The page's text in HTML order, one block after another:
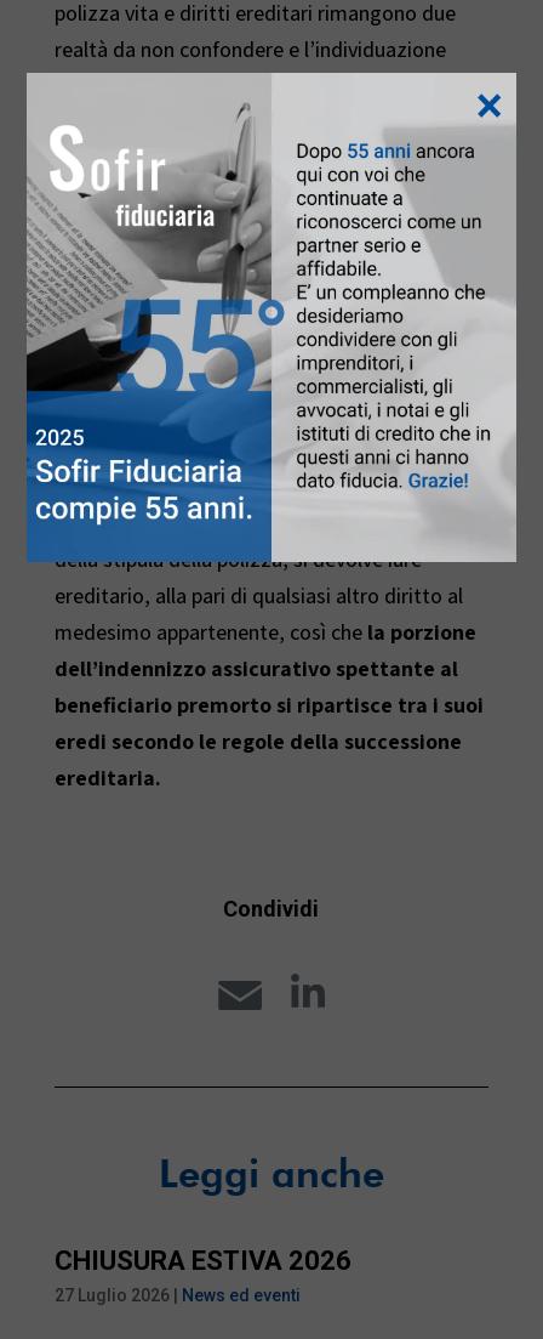
polizza vita e diritti ereditari rimangono due
realtà da non confondere e l’individuazione
specificare chi saranno i beneficiari
dell’indennizzo assicurativo senza che abbiano
rilevanza le norme di ripartizione dell’eredità
del contraente.
Di conseguenza, non solo
tra i beneficiari non
si forma una comunione, ma quanto loro
dovuto dall’assicuratore si ripartisce
equamente per testee non secondo le quote
di partecipazione di ciascuno all’eredità del
contraente. Infine, nel caso in cui un beneficiario
premuoia all’assicurato, il diritto acquisito iure
proprio dal soggetto premorto, per effetto
della stipula della polizza, si devolve iure
ereditario, alla pari di qualsiasi altro diritto al
medesimo appartenente, così che la porzione
dell’indennizzo assicurativo spettante al
beneficiario premorto si ripartisce tra i suoi
eredi secondo le regole della successione
ereditaria.
Condividi
a n
d
Leggi anche
CHIUSURA ESTIVA 2026
27 Luglio 2026| News ed eventi
×